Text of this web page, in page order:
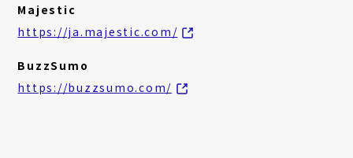
Majestic
https://ja.majestic.com/
BuzzSumo
https://buzzsumo.com/